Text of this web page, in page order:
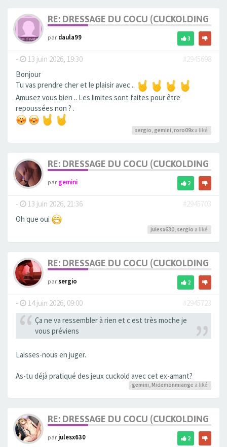
RE: DRESSAGE DU COCU (CUCKOLDING
pardaula99 3
- 13 juin 2026, 19:30
#2945698
Bonjour
Tu vas prendre cher et le plaisir avec ..
Amusez vous bien .. Les limites sont faites pour être
repoussées non ? .
sergio gemini roro09x a liké
RE: DRESSAGE DU COCU (CUCKOLDING
pargemini 2
- 13 juin 2026, 21:36
#2945703
Oh que oui
julesx630 sergio a liké
RE: DRESSAGE DU COCU (CUCKOLDING
parsergio 2
- 14 juin 2026, 09:00
#2945723
Ça ne va ressembler à rien et c est très moche je
vous préviens
Laisses-nous en juger.
As-tu déjà pratiqué des jeux cuckold avec cet ex-amant?
gemini, Midemonmiange a liké
RE: DRESSAGE DU COCU (CUCKOLDING
parjulesx630 2